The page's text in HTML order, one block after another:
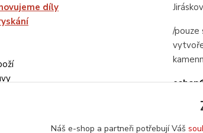
díly
/pouze
tel.:
(po-pá
Náš e-shop a partneři potřebují Váš